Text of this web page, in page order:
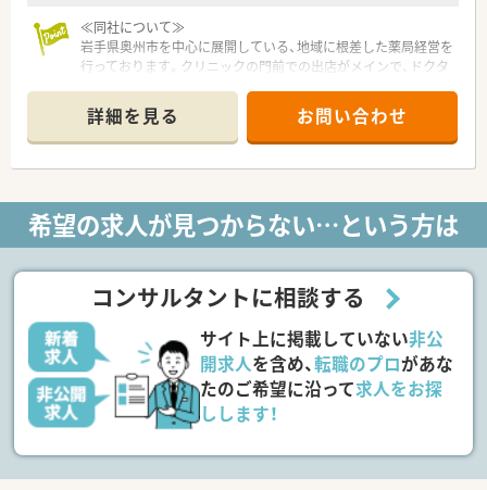
≪同社について≫
岩手県奥州市を中心に展開している、地域に根差した薬局経営を
行っております。クリニックの門前での出店がメインで、ドクタ
『お客様と職場の仲間の為に小さい事ほど丁寧に、当たり前の事
ほど真剣に取り組み、地域に根差した会社』という経営方針にあ
り、ともに同社と成長していく仲間を募集しています。
耳鼻科クリニックが門前で、メインに応需しております。また、
奥州市水沢地区内に店舗展開しているため、転居を伴う異動はご
ざいません。
詳細を見る お問い合わせ
希望の求人が見つからない…という方は
コンサルタントに相談する
サイト上に掲載していない非公
開求人を含め、転職のプロがあな
たのご希望に沿って求人をお探
しします！